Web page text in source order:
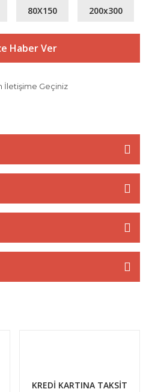
80X150 200x300
Haber Ver
İletişime Geçiniz
KREDİ KARTINA TAKSİT